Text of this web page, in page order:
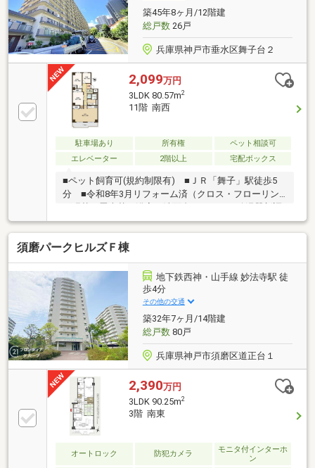
築45年8ヶ月/12階建
総戸数26戸
兵庫県神戸市垂水区舞子台２
2,099万円
3LDK 80.57m2
11階 南西
駐車場あり 所有権
ペット相談可
エレベーター
2階以上 宅配ボックス
■ペット飼育可(規約制限有) ■ＪＲ「舞子」駅徒歩5
分 ■令和8年3月リフォーム済（クロス・フローリン
等）
須磨パークヒルズＦ棟
地下鉄西神・山手線 妙法寺駅 徒
歩4分
その他の交通
築32年7ヶ月/14階建
総戸数80戸
兵庫県神戸市須磨区道正台１
2,390万円
3LDK 90.25m2
3階 南東
オートロック 防犯カメラ
モニタ付インターホ
ン